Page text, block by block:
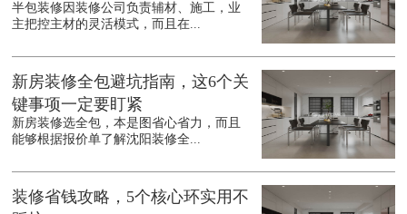
半包装修因装修公司负责辅材、施工，业
主把控主材的灵活模式，而且在...
新房装修全包避坑指南，这6个关
键事项一定要盯紧
新房装修选全包，本是图省心省力，而且
能够根据报价单了解沈阳装修全...
装修省钱攻略，5个核心环实用不